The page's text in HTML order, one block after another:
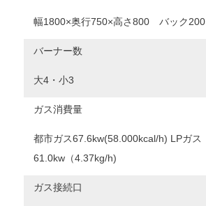
幅1800×奥行750×高さ800 バック200
バーナー数
大4・小3
ガス消費量
都市ガス67.6kw(58.000kcal/h) LPガス
61.0kw（4.37kg/h)
ガス接続口